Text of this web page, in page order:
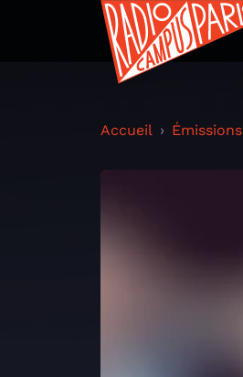
Accueil Émissions